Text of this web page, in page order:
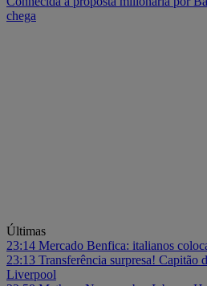
chega
Últimas
23:14 Mercado Benfica: italianos
23:13 Transferência surpresa! Capitão
Liverpool